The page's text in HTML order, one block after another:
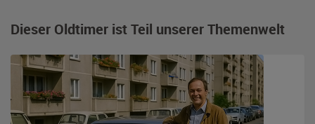
Dieser Oldtimer ist Teil unserer Themenwelt